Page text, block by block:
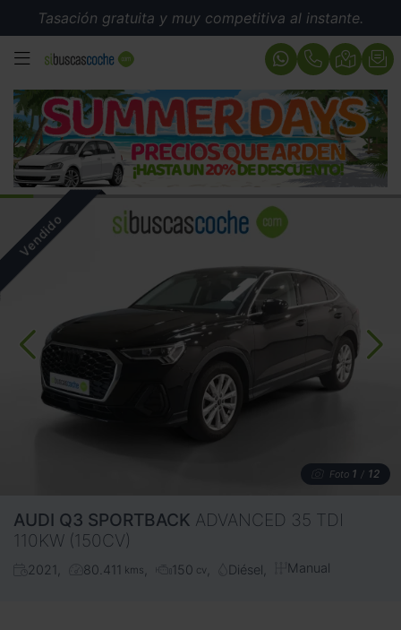
Tasación gratuita y muy competitiva al instante.
MENÚ
Foto 1 / 12
AUDI Q3 SPORTBACK ADVANCED 35 TDI
110KW (150CV)
2021 80.411 kms 150 cv Diésel Manual